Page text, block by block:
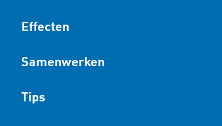
Effecten
Samenwerken
Tips